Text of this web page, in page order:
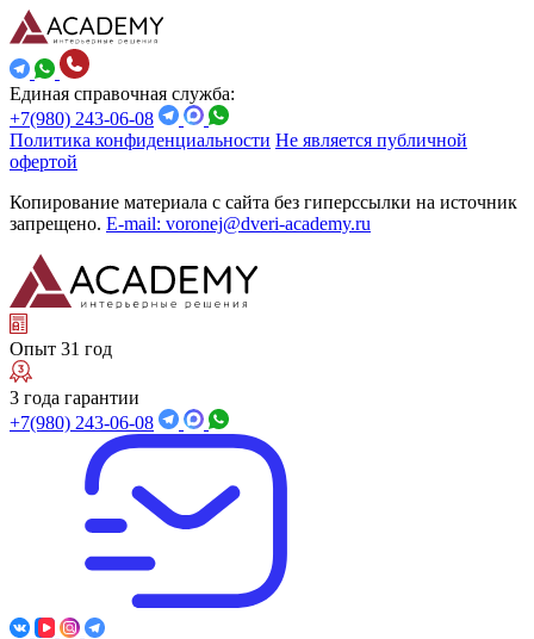
Единая справочная служба:
+7(980) 243-06-08
Политика конфиденциальности Не является публичной
офертой
Копирование материала с сайта без гиперссылки на источник
запрещено. E-mail: voronej@dveri-academy.ru
Опыт 31 год
3 года гарантии
+7(980) 243-06-08